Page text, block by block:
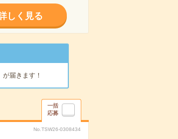
しく見る
が届きます！
一括
応募
No.TSW26-0308434